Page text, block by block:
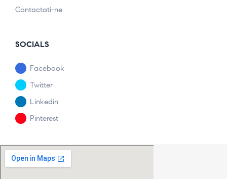
Contactati-ne
SOCIALS
Facebook
Twitter
Linkedin
Pinterest